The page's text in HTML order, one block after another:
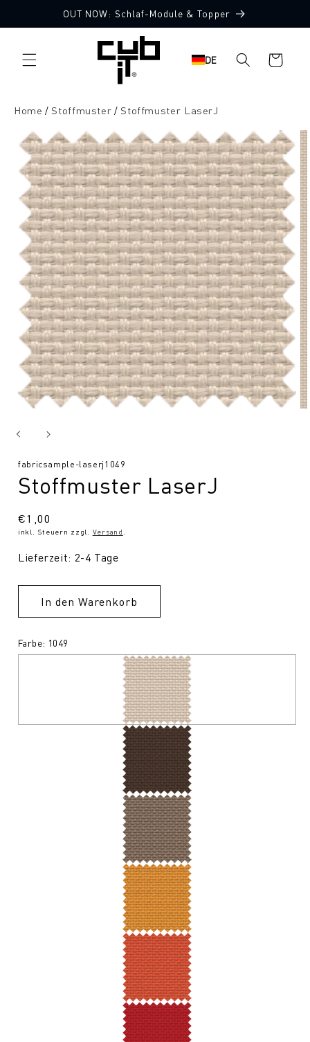
Inhalt
OUT NOW: Schlaf-Module & Topper
DE Warenkorb
Home Stoffmuster Stoffmuster LaserJ
10 Stoffmuster gratis
SKU:
fabricsample-laserj1049
Stoffmuster LaserJ
Normaler
Preis
€1,00
inkl. Steuern zzgl. Versand
Lieferzeit: 2-4 Tage
In den Warenkorb
Farbe: 1049